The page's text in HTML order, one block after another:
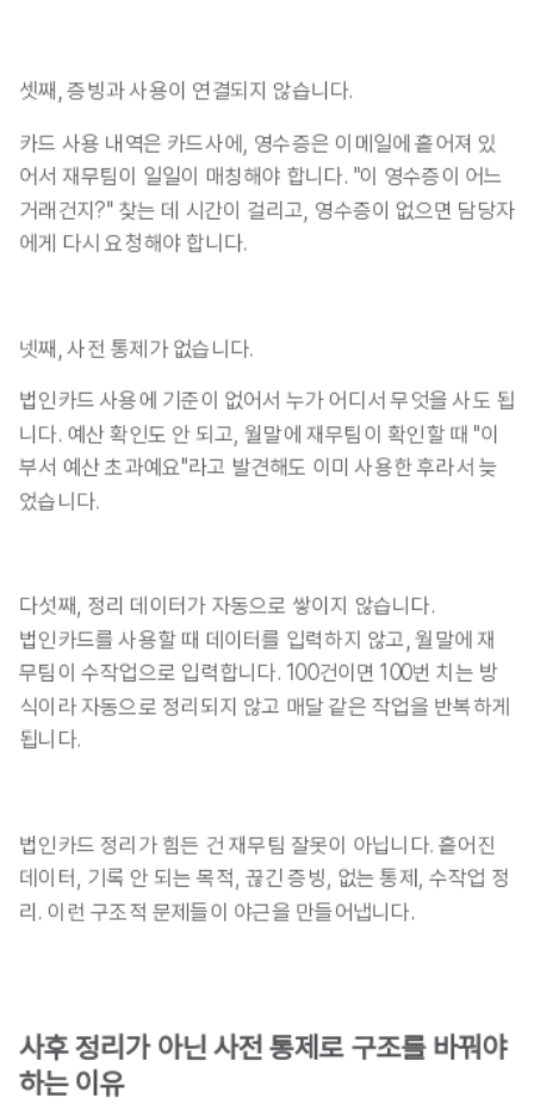
셋째, 증빙과 사용이 연결되지 않습니다.
카드 사용 내역은 카드사에, 영수증은 이메일에 흩어져 있
어서 재무팀이 일일이 매칭해야 합니다. "이 영수증이 어느
거래건지?" 찾는 데 시간이 걸리고, 영수증이 없으면 담당자
에게 다시 요청해야 합니다.
넷째, 사전 통제가 없습니다.
법인카드 사용에 기준이 없어서 누가 어디서 무엇을 사도 됩
니다. 예산 확인도 안 되고, 월말에 재무팀이 확인할 때 "이
부서 예산 초과예요"라고 발견해도 이미 사용한 후라서 늦
었습니다.
다섯째, 정리 데이터가 자동으로 쌓이지 않습니다.
법인카드를 사용할 때 데이터를 입력하지 않고, 월말에 재
무팀이 수작업으로 입력합니다. 100건이면 100번 치는 방
식이라 자동으로 정리되지 않고 매달 같은 작업을 반복하게
됩니다.
법인카드 정리가 힘든 건 재무팀 잘못이 아닙니다. 흩어진
데이터, 기록 안 되는 목적, 끊긴 증빙, 없는 통제, 수작업 정
리. 이런 구조적 문제들이 야근을 만들어냅니다.
사후 정리가 아닌 사전 통제로 구조를 바꿔야
하는 이유